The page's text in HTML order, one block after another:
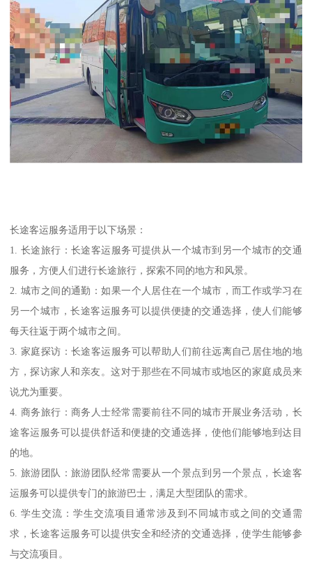
长途客运服务适用于以下场景：
1. 长途旅行：长途客运服务可提供从一个城市到另一个城市的交通
服务，方便人们进行长途旅行，探索不同的地方和风景。
2. 城市之间的通勤：如果一个人居住在一个城市，而工作或学习在
另一个城市，长途客运服务可以提供便捷的交通选择，使人们能够
每天往返于两个城市之间。
3. 家庭探访：长途客运服务可以帮助人们前往远离自己居住地的地
方，探访家人和亲友。这对于那些在不同城市或地区的家庭成员来
说尤为重要。
4. 商务旅行：商务人士经常需要前往不同的城市开展业务活动，长
途客运服务可以提供舒适和便捷的交通选择，使他们能够地到达目
的地。
5. 旅游团队：旅游团队经常需要从一个景点到另一个景点，长途客
运服务可以提供专门的旅游巴士，满足大型团队的需求。
6. 学生交流：学生交流项目通常涉及到不同城市或之间的交通需
求，长途客运服务可以提供安全和经济的交通选择，使学生能够参
与交流项目。